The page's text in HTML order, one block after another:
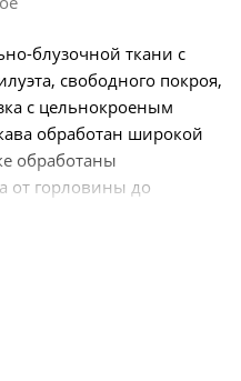
блузочной ткани с
свободного покроя,
с цельнокроеным
обработан широкой
обработаны
от горловины до